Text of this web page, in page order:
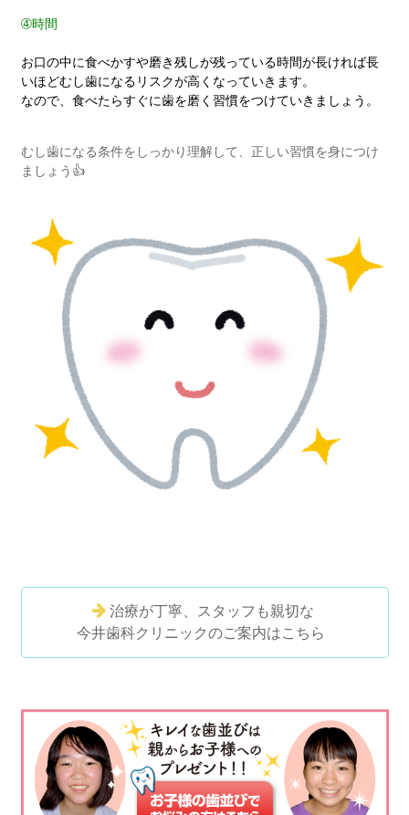
➃時間
お口の中に食べかすや磨き残しが残っている時間が長ければ長
いほどむし歯になるリスクが高くなっていきます。
なので、食べたらすぐに歯を磨く習慣をつけていきましょう。
むし歯になる条件をしっかり理解して、正しい習慣を身につけ
ましょう👍
治療が丁寧、スタッフも親切な
今井歯科クリニックのご案内はこちら